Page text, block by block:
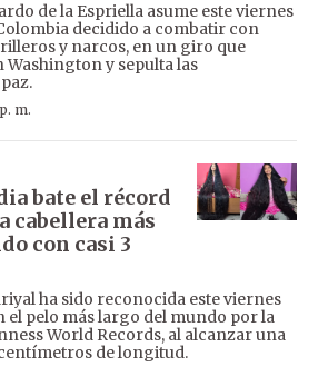
de la Espriella asume este viernes
decidido a combatir con
y narcos, en un giro que
Washington y sepulta las
m.
bate el récord
cabellera más
con casi 3
ha sido reconocida este viernes
el pelo más largo del mundo por la
World Records, al alcanzar una
de longitud.